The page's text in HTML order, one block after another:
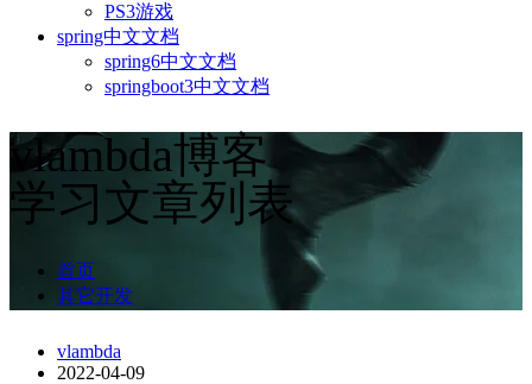
PS3游戏
spring中文文档
spring6中文文档
springboot3中文文档
vlambda博客
学习文章列表
首页
其它开发
vlambda
2022-04-09